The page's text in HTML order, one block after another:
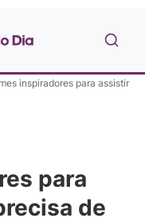
inspiradores para assistir
para
de